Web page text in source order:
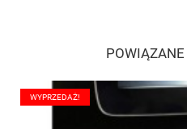
WYPRZEDAŻ!